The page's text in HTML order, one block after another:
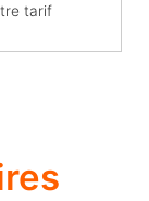
tarif